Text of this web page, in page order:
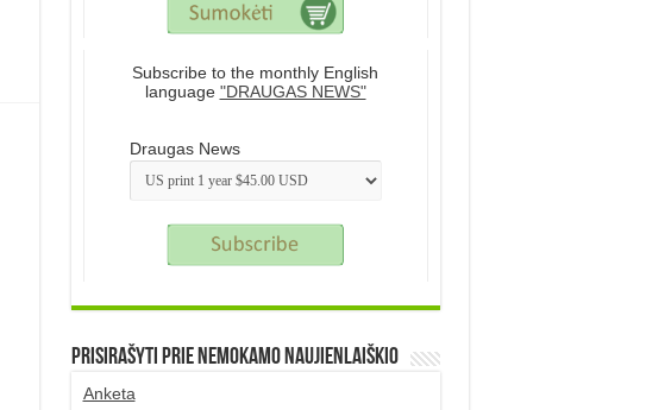
Subscribe to the monthly English
language "DRAUGAS NEWS"
Draugas News
Prisirašyti prie nemokamo naujienlaiškio
Anketa